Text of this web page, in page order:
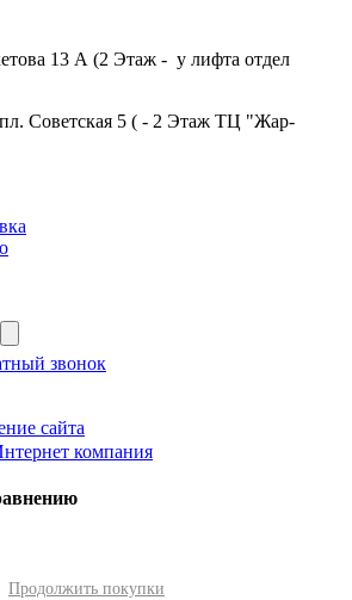
13 А (2 Этаж - у лифта отдел
Советская 5 ( - 2 Этаж ТЦ "Жар-
звонок
сайта
Продолжить покупки